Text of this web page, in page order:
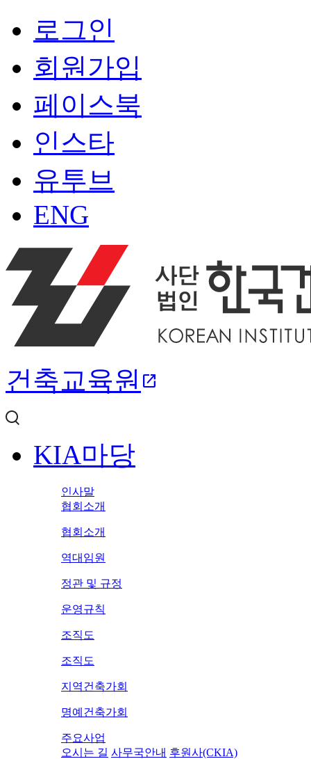
로그인
회원가입
페이스북
인스타
유투브
ENG
건축교육원 open_in_new
KIA마당
인사말
협회소개
협회소개
역대임원
정관 및 규정
운영규칙
조직도
조직도
지역건축가회
명예건축가회
주요사업
오시는 길 사무국안내 후원사(CKIA)